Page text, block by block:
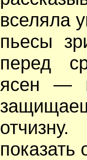
вселяла
пьесы
перед
ясен —